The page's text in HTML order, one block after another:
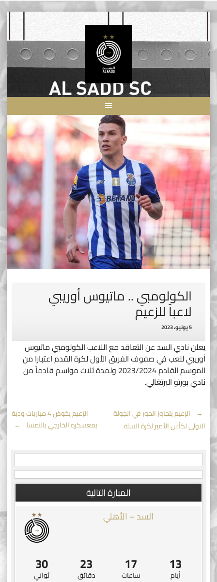
content
الكولومبي .. ماتيوس أوريبي
لاعباً للزعيم
5 يونيو، 2023
يعلن نادي السد عن التعاقد مع اللاعب الكولومبي ماتيوس
أوريبي للعب في صفوف الفريق الأول لكرة القدم اعتبارا من
الموسم القادم 2023/2024 ولمدة ثلاث مواسم قادماً من
نادي بورتو البرتغالي.
Post
navigation
←
الزعيم يتجاوز الخور في الجولة
الاولى لكأس الأمير لكرة السلة
الزعيم يخوض 4 مباريات ودية
بمعسكره الخارجي بالنمسا
→
المبارة التالية
السد – الأهلي
13
أيام
17
ساعات
23
دقائق
29
ثواني